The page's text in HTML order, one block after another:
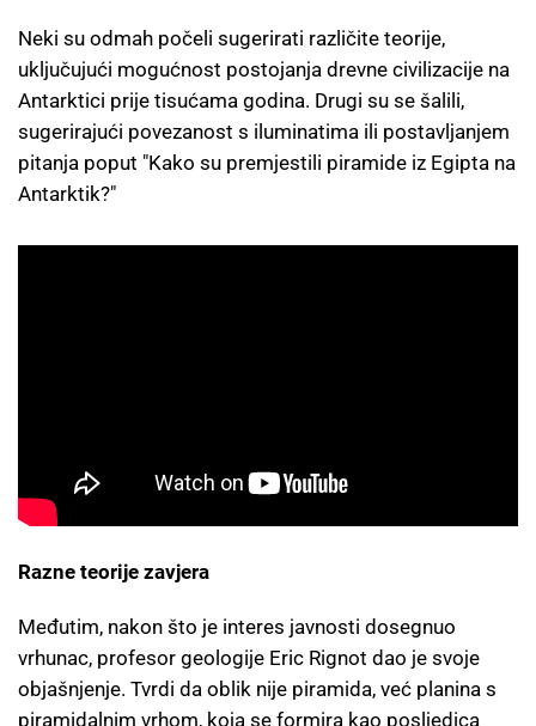
Neki su odmah počeli sugerirati različite teorije,
uključujući mogućnost postojanja drevne civilizacije na
Antarktici prije tisućama godina. Drugi su se šalili,
sugerirajući povezanost s iluminatima ili postavljanjem
pitanja poput "Kako su premjestili piramide iz Egipta na
Antarktik?"
Razne teorije zavjera
Međutim, nakon što je interes javnosti dosegnuo
vrhunac, profesor geologije Eric Rignot dao je svoje
objašnjenje. Tvrdi da oblik nije piramida, već planina s
piramidalnim vrhom, koja se formira kao posljedica